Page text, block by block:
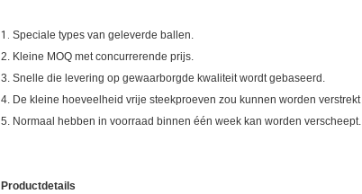
1. Speciale types van geleverde ballen.
2. Kleine MOQ met concurrerende prijs.
3. Snelle die levering op gewaarborgde kwaliteit wordt gebaseerd.
4. De kleine hoeveelheid vrije steekproeven zou kunnen worden verstrekt
5. Normaal hebben in voorraad binnen één week kan worden verscheept.
Productdetails